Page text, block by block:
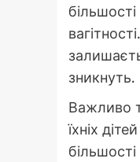
зникнуть.
Важливо
їхніх